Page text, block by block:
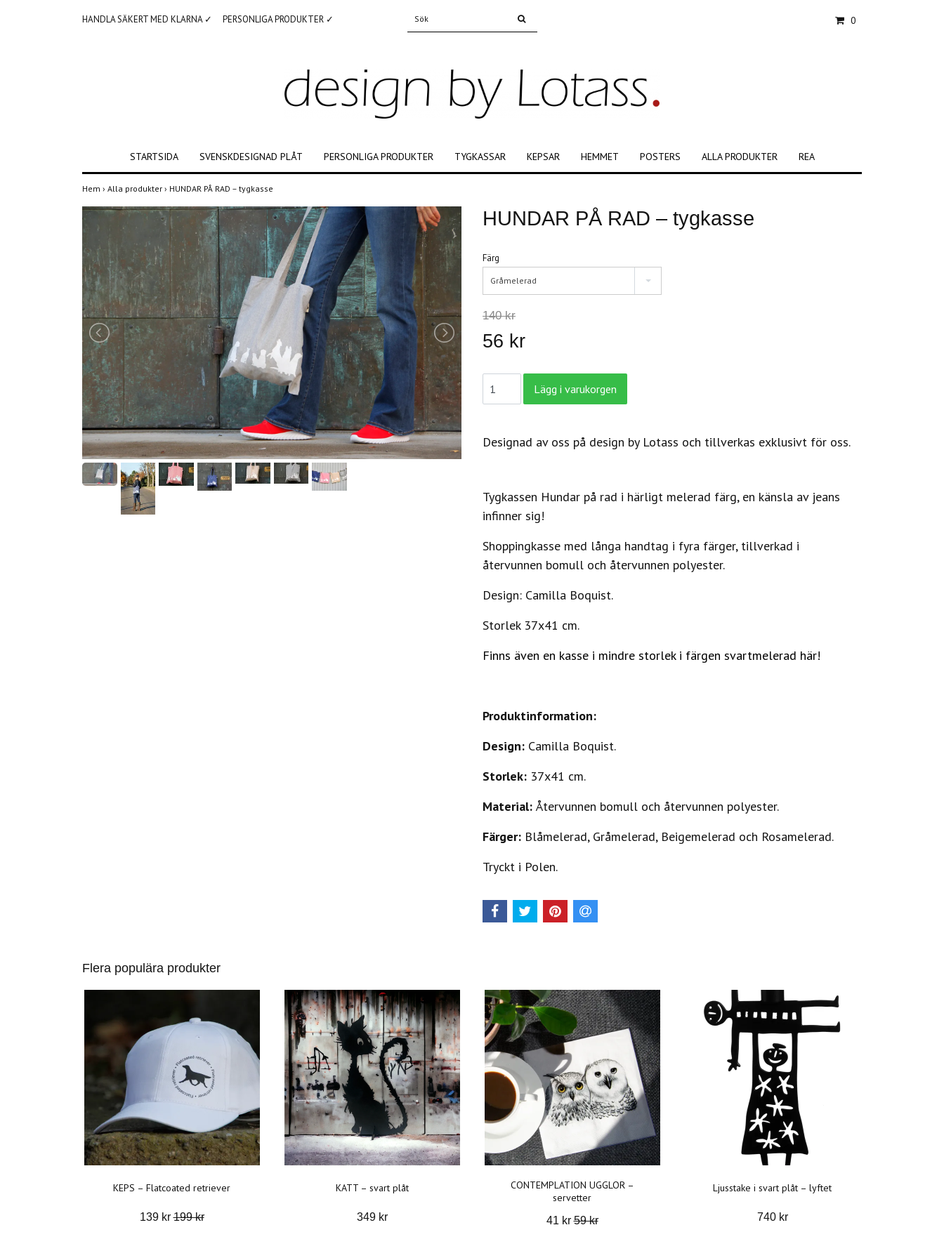
HANDLA SÄKERT MED KLARNA ✓ PERSONLIGA PRODUKTER ✓ 0
STARTSIDA SVENSKDESIGNAD PLÅT PERSONLIGA PRODUKTER TYGKASSAR KEPSAR HEMMET POSTERS ALLA PRODUKTER REA
Hem › Alla produkter › HUNDAR PÅ RAD – tygkasse
HUNDAR PÅ RAD – tygkasse
Färg
Gråmelerad
140 kr
56 kr
Designad av oss på design by Lotass och tillverkas exklusivt för oss.
Tygkassen Hundar på rad i härligt melerad färg, en känsla av jeans
infinner sig!
Shoppingkasse med långa handtag i fyra färger, tillverkad i
återvunnen bomull och återvunnen polyester.
Design: Camilla Boquist.
Storlek 37x41 cm.
Finns även en kasse i mindre storlek i färgen svartmelerad här!
Produktinformation:
Design: Camilla Boquist.
Storlek: 37x41 cm.
Material: Återvunnen bomull och återvunnen polyester.
Färger: Blåmelerad, Gråmelerad, Beigemelerad och Rosamelerad.
Tryckt i Polen.
Flera populära produkter
KEPS – Flatcoated retriever
139 kr199 kr
KATT – svart plåt
349 kr
CONTEMPLATION UGGLOR –
servetter
41 kr59 kr
Ljusstake i svart plåt – lyftet
740 kr